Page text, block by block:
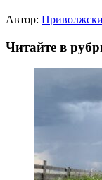
Автор:
Читайте в